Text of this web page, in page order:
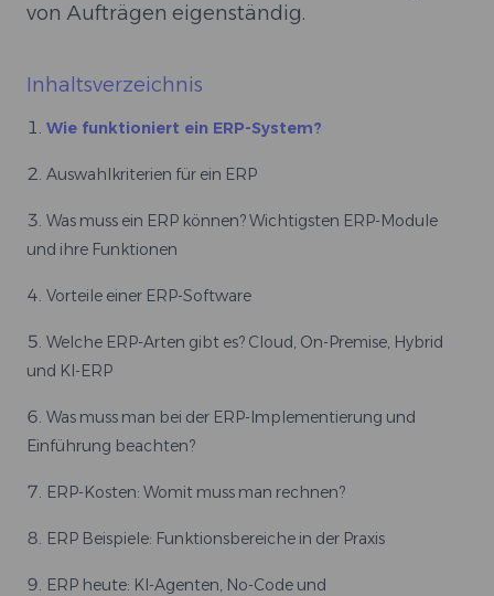
von Aufträgen eigenständig.
Inhaltsverzeichnis
Wie funktioniert ein ERP-System?
Auswahlkriterien für ein ERP
⁠Was muss ein ERP können? Wichtigsten ERP-Module
und ihre Funktionen
Vorteile einer ERP-Software
Welche ERP-Arten gibt es? Cloud, On-Premise, Hybrid
und KI-ERP
Was muss man bei der ERP-Implementierung und
Einführung beachten?
ERP-Kosten: Womit muss man rechnen?
ERP Beispiele: Funktionsbereiche in der Praxis
ERP heute: KI-Agenten, No-Code und